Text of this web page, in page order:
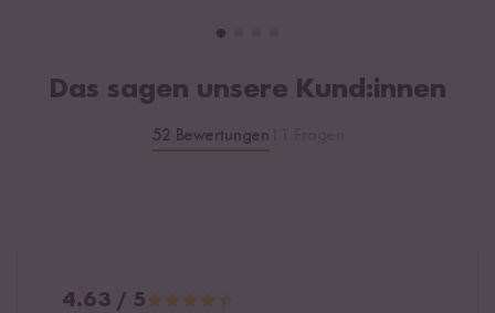
Das sagen unsere Kund:innen
52 Bewertungen
4.63 / 5